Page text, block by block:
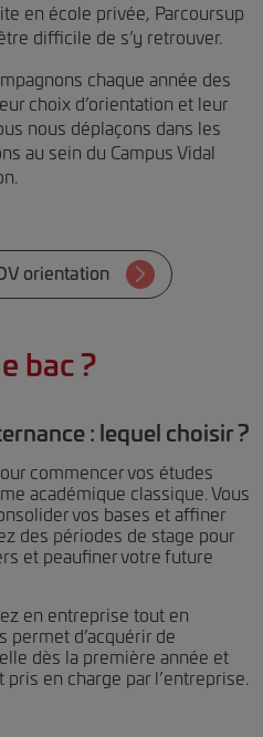
en école privée, Parcoursup
difficile de s’y retrouver.
chaque année des
choix d’orientation et leur
nous déplaçons dans les
au sein du Campus Vidal
orientation
bac ?
: lequel choisir ?
commencer vos études
académique classique. Vous
vos bases et affiner
des périodes de stage pour
et peaufiner votre future
en entreprise tout en
permet d’acquérir de
dès la première année et
en charge par l’entreprise.